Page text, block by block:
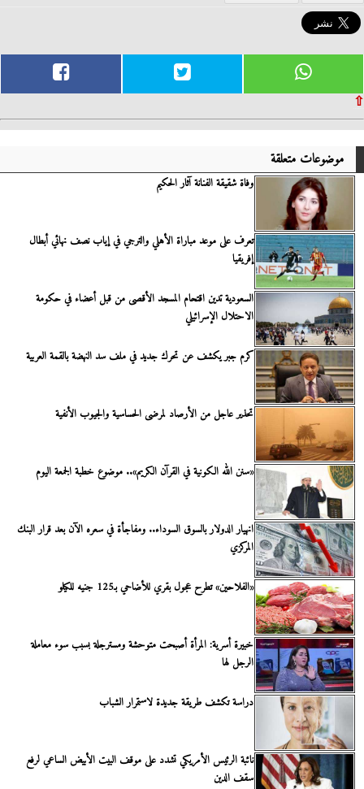
⇧
موضوعات متعلقة
وفاة شقيقة الفنانة آثار الحكيم
تعرف على موعد مباراة الأهلي والترجي في إياب نصف نهائي أبطال
إفريقيا
السعودية تدين اقتحام المسجد الأقصى من قبل أعضاء في حكومة
الاحتلال الإسرائيلي
كرم جبر يكشف عن تحرك جديد في ملف سد النهضة بالقمة العربية
تحذير عاجل من الأرصاد لمرضى الحساسية والجيوب الأنفية
«سنن الله الكونية في القرآن الكريم».. موضوع خطبة الجمعة اليوم
انهيار الدولار بالسوق السوداء.. ومفاجأة في سعره الآن بعد قرار البنك
المركزي
«الفلاحين» تطرح عجول بقري للأضاحي بـ125 جنيه للكيلو
خبيرة أسرية: المرأة أصبحت متوحشة ومسترجلة بسبب سوء معاملة
الرجل لها
دراسة تكشف طريقة جديدة لاستمرار الشباب
نائبة الرئيس الأمريكي تشدد على موقف البيت الأبيض الساعي لرفع
سقف الدين